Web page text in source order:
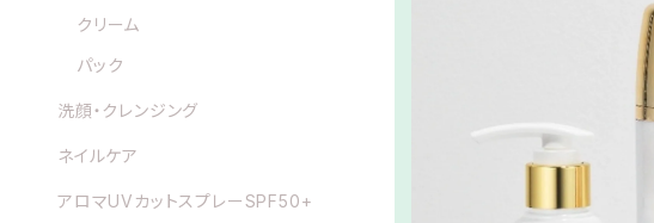
クリーム
パック
洗顔・クレンジング
ネイルケア
アロマUVカットスプレーSPF50+